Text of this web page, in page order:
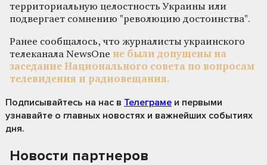
территориальную целостность Украины или
подвергает сомнению "революцию достоинства".
Ранее сообщалось, что журналисты украинского
телеканала NewsOne не были допущены на
заседание Национального совета по вопросам
телевидения и радиовещания.
Подписывайтесь на нас в Телеграме и первыми
узнавайте о главных новостях и важнейших событиях
дня.
Новости партнеров